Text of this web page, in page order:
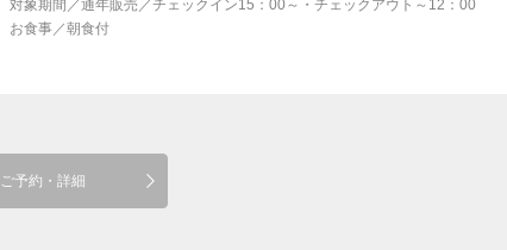
対象期間 ／通年販売／チェックイン15：00～・チェックアウト～12：00
お食事 ／朝食付
ご予約・詳細